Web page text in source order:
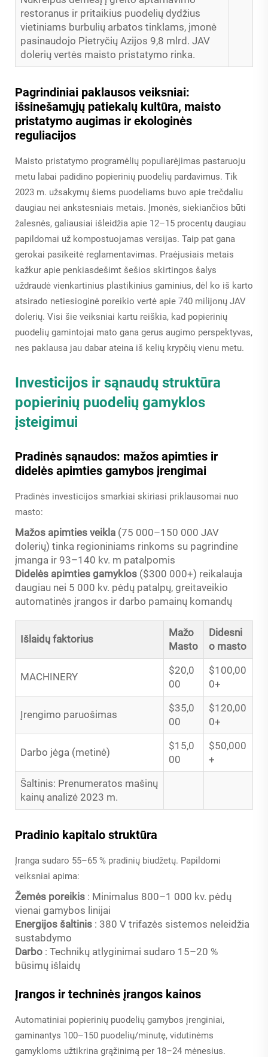
restoranus ir pritaikius puodelių dydžius
vietiniams burbulių arbatos tinklams, įmonė
pasinaudojo Pietryčių Azijos 9,8 mlrd. JAV
dolerių vertės maisto pristatymo rinka.
Pagrindiniai paklausos veiksniai:
išsinešamųjų patiekalų kultūra, maisto
pristatymo augimas ir ekologinės
reguliacijos
Maisto pristatymo programėlių populiarėjimas pastaruoju
metu labai padidino popierinių puodelių pardavimus. Tik
2023 m. užsakymų šiems puodeliams buvo apie trečdaliu
daugiau nei ankstesniais metais. Įmonės, siekiančios būti
žalesnės, galiausiai išleidžia apie 12–15 procentų daugiau
papildomai už kompostuojamas versijas. Taip pat gana
gerokai pasikeitė reglamentavimas. Praėjusiais metais
kažkur apie penkiasdešimt šešios skirtingos šalys
uždraudė vienkartinius plastikinius gaminius, dėl ko iš karto
atsirado netiesioginė poreikio vertė apie 740 milijonų JAV
dolerių. Visi šie veiksniai kartu reiškia, kad popierinių
puodelių gamintojai mato gana gerus augimo perspektyvas,
nes paklausa jau dabar ateina iš kelių krypčių vienu metu.
Investicijos ir sąnaudų struktūra
popierinių puodelių gamyklos
įsteigimui
Pradinės sąnaudos: mažos apimties ir
didelės apimties gamybos įrengimai
Pradinės investicijos smarkiai skiriasi priklausomai nuo
masto:
Mažos apimties veikla (75 000–150 000 JAV
dolerių) tinka regioniniams rinkoms su pagrindine
įmanga ir 93–140 kv. m patalpomis
Didelės apimties gamyklos ($300 000+) reikalauja
daugiau nei 5 000 kv. pėdų patalpų, greitaveikio
automatinės įrangos ir darbo pamainų komandų
Išlaidų faktorius
Mažo
Masto
Didesni
o masto
MACHINERY
$20,0
00
$100,00
0+
Įrengimo paruošimas
$35,0
00
$120,00
0+
Darbo jėga (metinė)
$15,0
00
$50,000
+
Šaltinis: Prenumeratos mašinų
kainų analizė 2023 m.
Pradinio kapitalo struktūra
Įranga sudaro 55–65 % pradinių biudžetų. Papildomi
veiksniai apima:
Žemės poreikis : Minimalus 800–1 000 kv. pėdų
vienai gamybos linijai
Energijos šaltinis : 380 V trifazės sistemos neleidžia
sustabdymo
Darbo : Technikų atlyginimai sudaro 15–20 %
būsimų išlaidų
Įrangos ir techninės įrangos kainos
Automatiniai popierinių puodelių gamybos įrenginiai,
gaminantys 100–150 puodelių/minutę, vidutinėms
gamykloms užtikrina grąžinimą per 18–24 mėnesius.